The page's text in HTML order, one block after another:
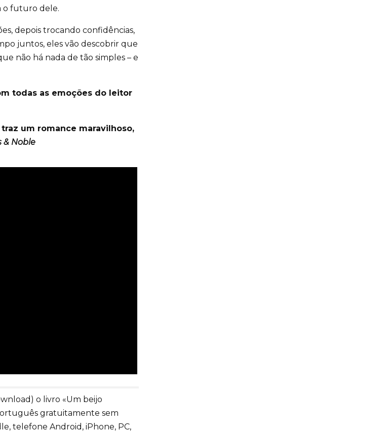
o futuro dele.
depois trocando con­fidências,
juntos, eles vão descobrir que
não há nada de tão simples – e
todas as emoções do leitor
um romance maravilhoso,
& Noble
o livro «Um beijo
gratuitamente sem
telefone Android, iPhone, PC,